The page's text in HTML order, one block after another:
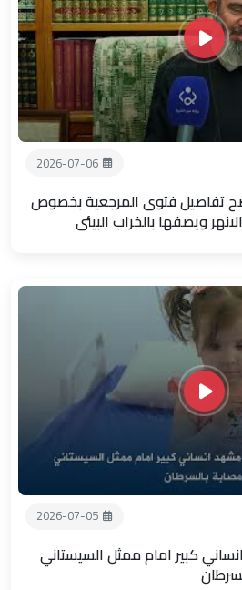
2026-07-06
تفاصيل فتوى المرجعية بخصوص
ويصفها بالخراب البيئي
2026-07-05
كبير امام ممثل السيستاني